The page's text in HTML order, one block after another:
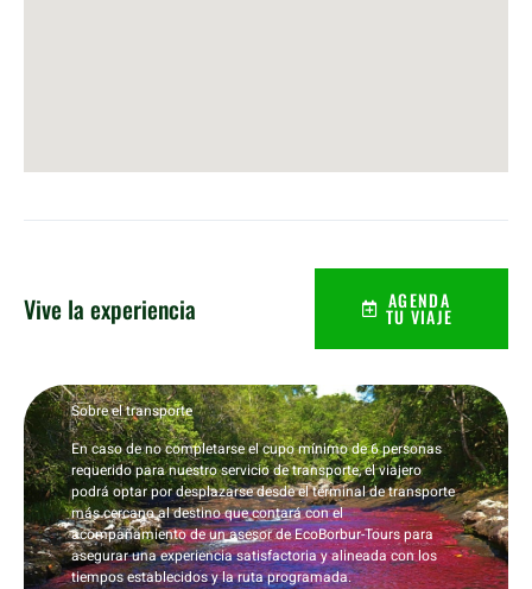
Vive la experiencia AGENDA
TU VIAJE
Sobre el transporte
En caso de no completarse el cupo mínimo de 6 personas
requerido para nuestro servicio de transporte, el viajero
podrá optar por desplazarse desde el terminal de transporte
más cercano al destino que contará con el
acompañamiento de un asesor de EcoBorbur-Tours para
asegurar una experiencia satisfactoria y alineada con los
tiempos establecidos y la ruta programada.